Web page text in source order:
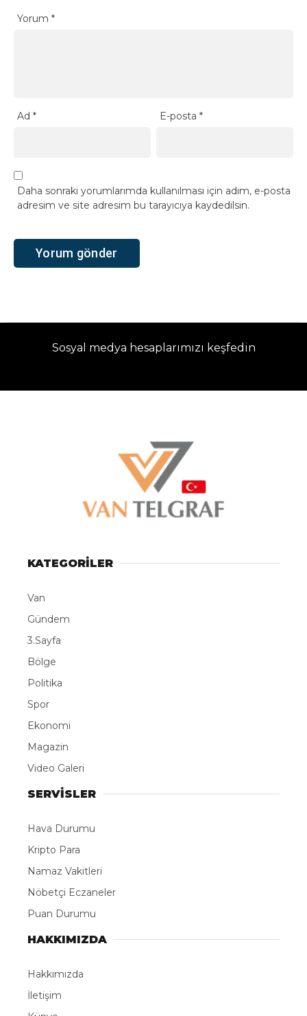
Yorum *
Ad * E-posta*
Daha sonraki yorumlarımda kullanılması için adım, e-posta
adresim ve site adresim bu tarayıcıya kaydedilsin.
Sosyal medya hesaplarımızı keşfedin
KATEGORİLER
Van
Gündem
3.Sayfa
Bölge
Politika
Spor
Ekonomi
Magazin
Video Galeri
SERVİSLER
Hava Durumu
Kripto Para
Namaz Vakitleri
Nöbetçi Eczaneler
Puan Durumu
HAKKIMIZDA
Hakkımızda
İletişim